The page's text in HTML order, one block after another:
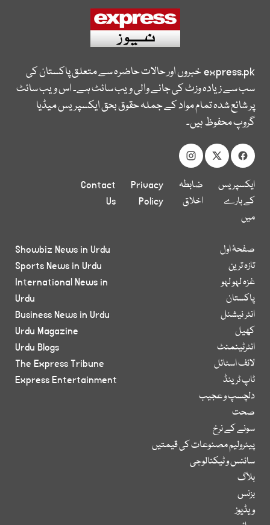
express.pkخبروں اور حالات حاضرہ سے متعلق پاکستان کی
سب سے زیادہ وزٹ کی جانے والی ویب سائٹ ہے۔ اس ویب سائٹ
پر شائع شدہ تمام مواد کے جملہ حقوق بحق ایکسپریس میڈیا
گروپ محفوظ ہیں۔
ایکسپریس
کے بارے
میں
ضابطہ
اخلاق
Privacy
Policy
Contact
Us
صفحۂ اول
تازہ ترین
غزہ لہو لہو
پاکستان
انٹر نیشنل
کھیل
انٹرٹینمنٹ
لائف اسٹائل
ٹاپ ٹرینڈ
دلچسپ و عجیب
صحت
سونے کے نرخ
پیٹرولیم مصنوعات کی قیمتیں
سائنس و ٹیکنالوجی
بلاگ
بزنس
ویڈیوز
Showbiz News in Urdu
Sports News in Urdu
International News in
Urdu
Business News in Urdu
Urdu Magazine
Urdu Blogs
The Express Tribune
Express Entertainment